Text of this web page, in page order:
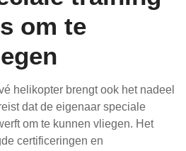
om te
helikopter brengt ook het nadeel
dat de eigenaar speciale
om te kunnen vliegen. Het
certificeringen en